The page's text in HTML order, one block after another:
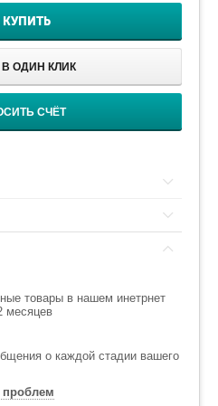
КУПИТЬ
В ОДИН КЛИК
СЧЁТ
товары в нашем инетрнет
месяцев
о каждой стадии вашего
проблем